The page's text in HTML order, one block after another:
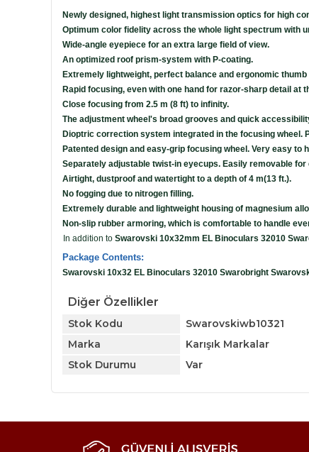
Newly designed, highest light transmission optics for high
Optimum color fidelity across the whole light spectrum with
Wide-angle eyepiece for an extra large field of view.
An optimized roof prism-system with P-coating.
Extremely lightweight, perfect balance and ergonomic
Rapid focusing, even with one hand for razor-sharp detail at
Close focusing from 2.5 m (8 ft) to infinity.
The adjustment wheel's broad grooves and quick
Dioptric correction system integrated in the focusing wheel.
Patented design and easy-grip focusing wheel. Very easy to
Separately adjustable twist-in eyecups. Easily removable for
Airtight, dustproof and watertight to a depth of 4 m(13 ft.).
No fogging due to nitrogen filling.
Extremely durable and lightweight housing of magnesium
Non-slip rubber armoring, which is comfortable to handle
In addition to Swarovski 10x32mm EL Binoculars 32010
Package Contents:
Swarovski 10x32 EL Binoculars 32010 Swarobright
Diğer Özellikler
Stok Kodu
Swarovskiwb10321
Marka
Karışık Markalar
Stok Durumu
Var